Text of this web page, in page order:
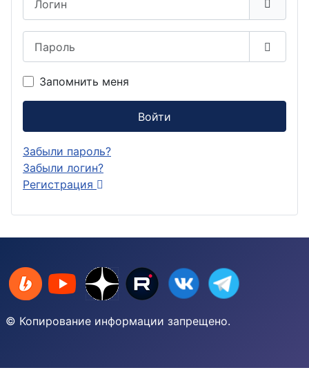
Запомнить меня
Войти
Забыли пароль?
Забыли логин?
Регистрация
© Копирование информации запрещено.